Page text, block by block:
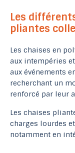
Les
pliantes
Les chaises en
aux intempéries
aux événements
recherchant un
renforcé par leur
Les chaises
charges lourdes
notamment en